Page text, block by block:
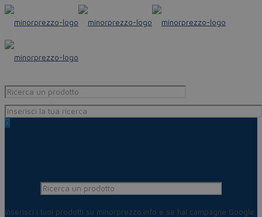
0
Inserisci i tuoi prodotti su minorprezzo.info e se hai campagne Google